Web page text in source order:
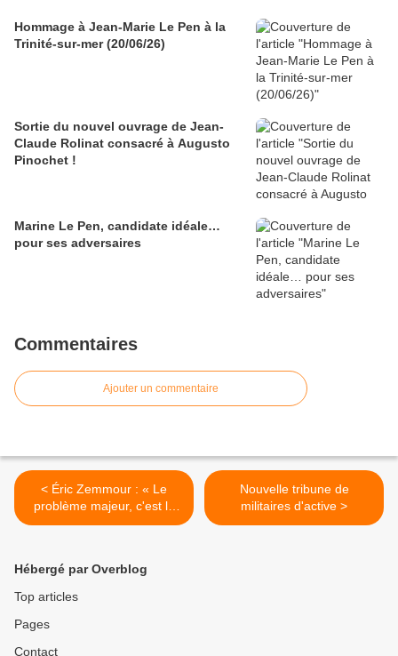
Hommage à Jean-Marie Le Pen à la
Trinité-sur-mer (20/06/26)
Sortie du nouvel ouvrage de Jean-
Claude Rolinat consacré à Augusto
Pinochet !
Marine Le Pen, candidate idéale…
pour ses adversaires
Commentaires
Ajouter un commentaire
< Éric Zemmour : « Le
problème majeur, c'est le
Grand Remplacement »
Nouvelle tribune de
militaires d'active >
Hébergé par Overblog
Top articles
Pages
Contact